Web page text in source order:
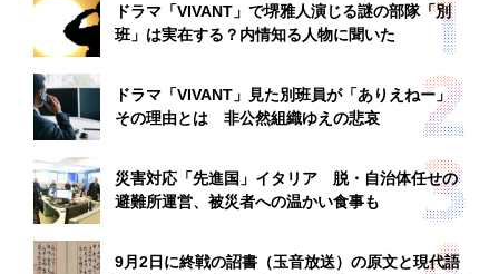
ドラマ「VIVANT」で堺雅人演じる謎の部隊「別
班」は実在する？内情知る人物に聞いた
ドラマ「VIVANT」見た別班員が「ありえねー」
その理由とは 非公然組織ゆえの悲哀
災害対応「先進国」イタリア 脱・自治体任せの
避難所運営、被災者への温かい食事も
9月2日に終戦の詔書（玉音放送）の原文と現代語